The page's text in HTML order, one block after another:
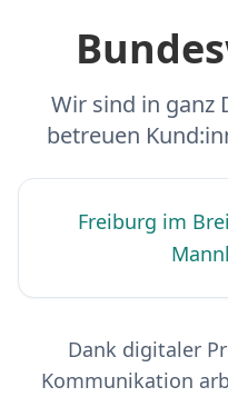
Wir sind in ganz
betreuen
Freiburg im
Dank digitaler
Kommunikation